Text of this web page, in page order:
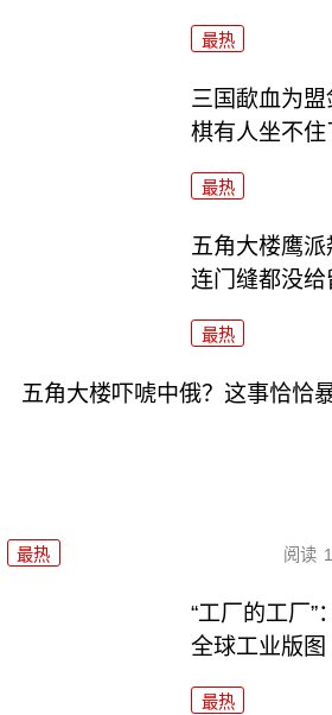
最热
三国歃血为
棋有人坐不住
最热
五角大楼鹰
连门缝都没给
最热
五角大楼吓唬中俄？这事恰恰
最热 阅读
“工厂的工厂”
全球工业版图
最热